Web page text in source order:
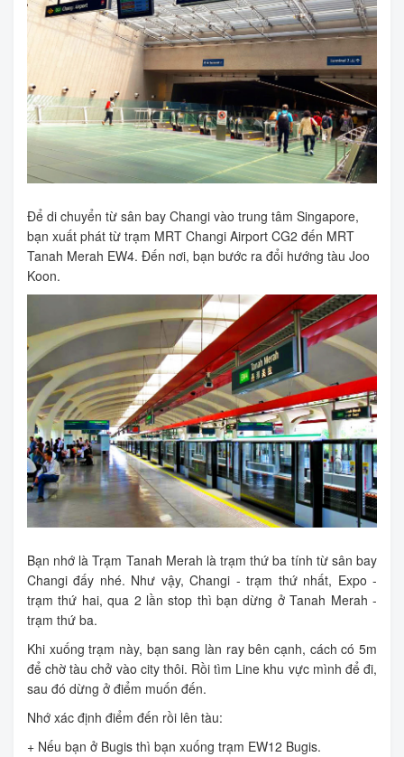
Để di chuyển từ sân bay Changi vào trung tâm Singapore,
bạn xuất phát từ trạm MRT Changi Airport CG2 đến MRT
Tanah Merah EW4. Đến nơi, bạn bước ra đổi hướng tàu Joo
Koon.
Bạn nhớ là Trạm Tanah Merah là trạm thứ ba tính từ sân bay
Changi đấy nhé. Như vậy, Changi - trạm thứ nhất, Expo -
trạm thứ hai, qua 2 lần stop thì bạn dừng ở Tanah Merah -
trạm thứ ba.
Khi xuống trạm này, bạn sang làn ray bên cạnh, cách có 5m
để chờ tàu chở vào city thôi. Rồi tìm Line khu vực mình để đi,
sau đó dừng ở điểm muốn đến.
Nhớ xác định điểm đến rồi lên tàu:
+ Nếu bạn ở Bugis thì bạn xuống trạm EW12 Bugis.